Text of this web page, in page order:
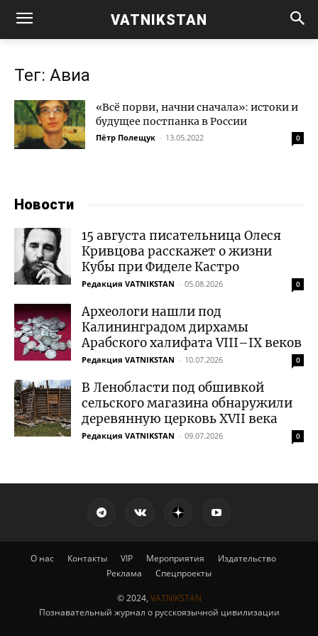
VATNIKSTAN
Тег: Авиа
«Всё порви, начни сначала»: истоки и
будущее постпанка в России
Пётр Полещук - 13.05.2022 0
Новости
15 августа писательница Олеся
Кривцова расскажет о жизни
Кубы при Фиделе Кастро
Редакция VATNIKSTAN - 05.08.2026 0
Археологи нашли под
Калининградом дирхамы
Арабского халифата VIII–IX веков
Редакция VATNIKSTAN - 10.07.2026 0
В Ленобласти под обшивкой
сельского магазина обнаружили
деревянную церковь XVII века
Редакция VATNIKSTAN - 09.07.2026 0
О нас Контакты VIP Мероприятия
Издательство
Реклама
Спецпроекты
© 2024, VATNIKSTAN
Познавательный журнал о русскоязычной цивилизации